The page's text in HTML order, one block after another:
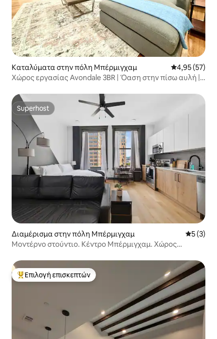
Καταλύματα στην πόλη Μπέρμιγχαμ Μέση
4,95 (57)
Χώρος εργασίας Avondale 3BR | Όαση στην πίσω αυλή |
Superhost
Superhost
Διαμέρισμα στην πόλη Μπέρμιγχαμ Μέση
5 (3)
Μοντέρνο στούντιο. Κέντρο Μπέρμιγχαμ. Χώρος
Κορυφαία επιλογή επισκεπτών
Επιλογή επισκεπτών